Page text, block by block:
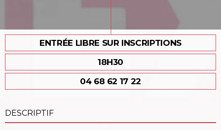
ENTRÉE LIBRE SUR INSCRIPTIONS
18H30
04 68 62 17 22
DESCRIPTIF